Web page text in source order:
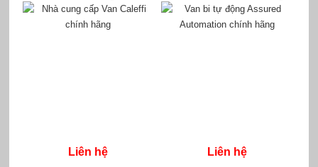
Liên hệ Liên hệ